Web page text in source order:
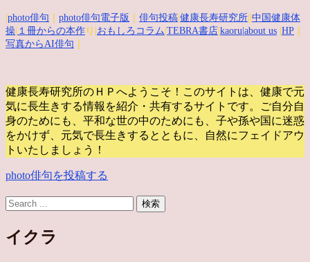
photo俳句 photo俳句電子版 俳句投稿 健康長寿研究所 中国健康体
操 １冊からの本作 り| おもしろコラム TEBRA書店 kaoru |about us HP
写真からAI俳句
健康長寿研究所のＨＰへようこそ！このサイトは、健康で元
気に長生きする情報を紹介・共有するサイトです。
ご自分自
身のためにも、平和な世の中のためにも、子や孫や国に迷惑
をかけず、元気で長生きするとともに、自然にフェイドアウ
トいたしましょう！
photo俳句を投稿する
イクラ